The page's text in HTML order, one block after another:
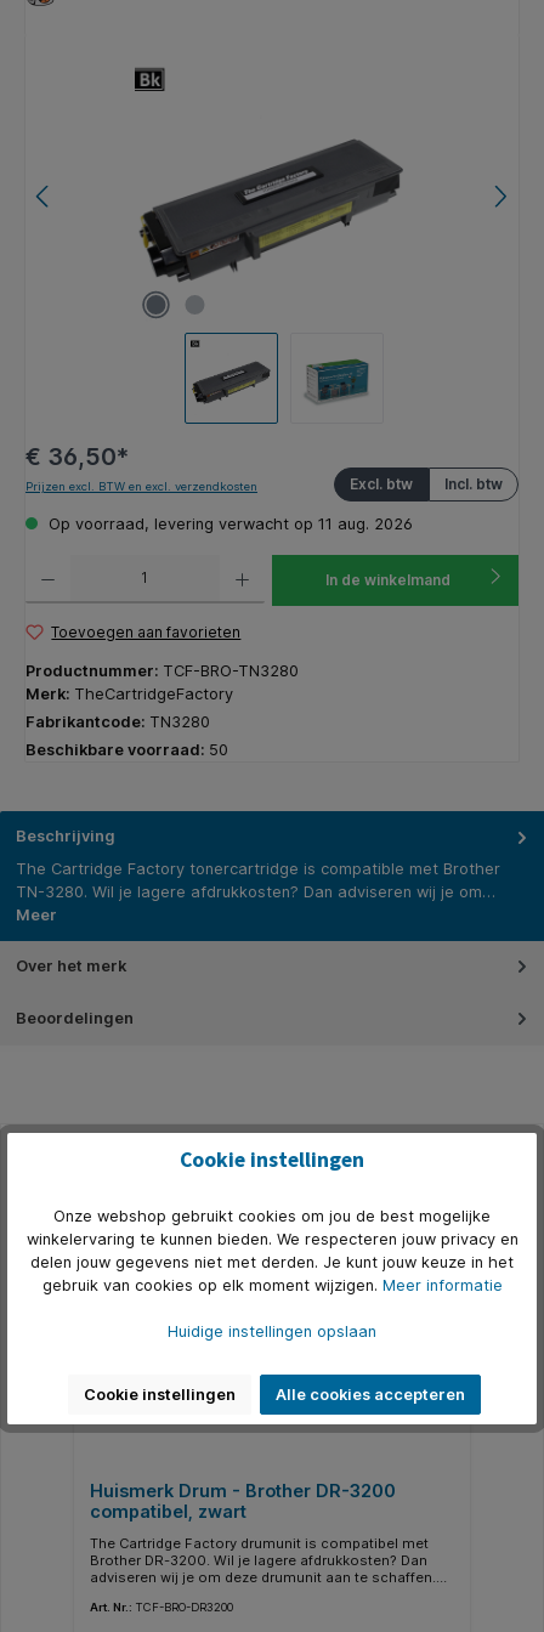
Afbeeldingengalerij overslaan
€ 36,50*
Incl. btw
Excl. btw
Prijzen excl. BTW en excl. verzendkosten
Op voorraad, levering verwacht op 11 aug. 2026
In de winkelmand
Toevoegen aan favorieten
Productnummer: TCF-BRO-TN3280
Merk: TheCartridgeFactory
Fabrikantcode: TN3280
Beschikbare voorraad: 50
Beschrijving
The Cartridge Factory tonercartridge is compatible met Brother
TN-3280. Wil je lagere afdrukkosten? Dan adviseren wij je om…
Meer
Over het merk
Beoordelingen
Huismerk Drum - Brother DR-3200
compatibel, zwart
The Cartridge Factory drumunit is compatibel met
Brother DR-3200. Wil je lagere afdrukkosten? Dan
adviseren wij je om deze drumunit aan te schaffen.
drumunit is uitwisselbaar met de originele drumunit
Art. Nr.: TCF-BRO-DR3200
Cookie instellingen
Onze webshop gebruikt cookies om jou de best mogelijke
winkelervaring te kunnen bieden. We respecteren jouw privacy en
delen jouw gegevens niet met derden. Je kunt jouw keuze in het
gebruik van cookies op elk moment wijzigen. Meer informatie
Huidige instellingen opslaan
Cookie instellingen Alle cookies accepteren